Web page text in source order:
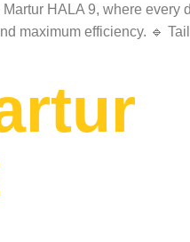
HALA 9, where every
maximum efficiency. 🔹